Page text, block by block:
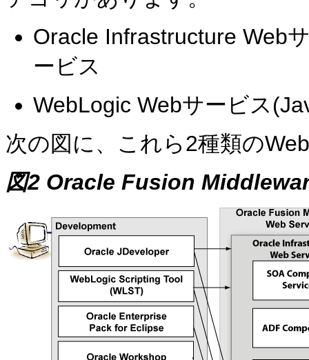
Oracle Infrastructure Web
ービス
WebLogic Webサービス
次の図に、これら2種類の
図2 Oracle Fusion